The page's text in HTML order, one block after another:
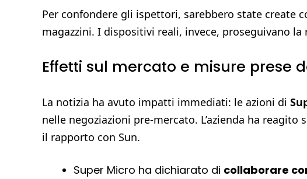
Per confondere gli ispettori, sarebbero state create
magazzini. I dispositivi reali, invece, proseguivano la
Effetti sul mercato e misure prese
La notizia ha avuto impatti immediati: le azioni di
nelle negoziazioni pre-mercato. L’azienda ha
il rapporto con Sun.
Super Micro ha dichiarato di collaborare